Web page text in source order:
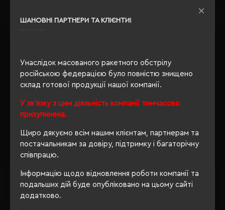
ШАНОВНІ ПАРТНЕРИ ТА КЛІЄНТИ!
Унаслідок масованого ракетного обстрілу
російською федерацією було повністю знищено
склад готової продукції нашої компанії.
У зв'язку з цим діяльність компанії тимчасово
призупинена.
Щиро дякуємо всім нашим клієнтам, партнерам та
постачальникам за довіру, підтримку і багаторічну
співпрацю.
Інформацію щодо відновлення роботи компанії та
подальших дій буде опубліковано на цьому сайті
додатково.
колір білий;
Також Ви можете зателефонувати нам по телефону
+380444928603, і наші менеджери із задоволенням
проконсультують і підберуть для Вас оптимальний
Обираючи продукцію в нашому інтернет-магазині, Ви
ми завжди будемо раді бачити Вас знову.
Завжди Ваш
crm@eurobusiness.com.ua,